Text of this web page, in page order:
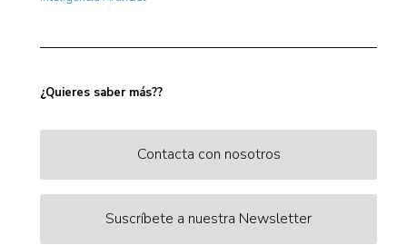
¿Quieres saber más??
Contacta con nosotros
Suscríbete a nuestra Newsletter